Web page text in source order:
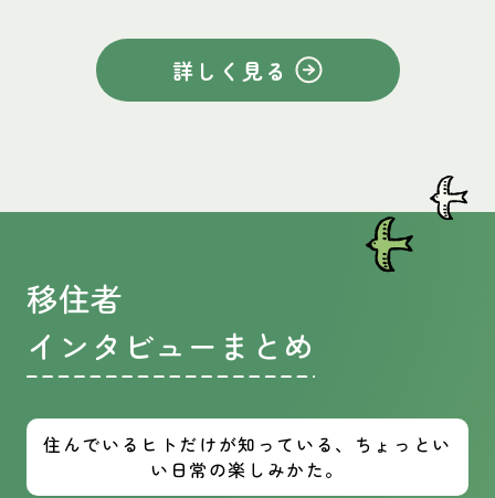
詳しく見る
移住者
インタビューまとめ
住んでいるヒトだけが知っている、ちょっとい
い日常の楽しみかた。